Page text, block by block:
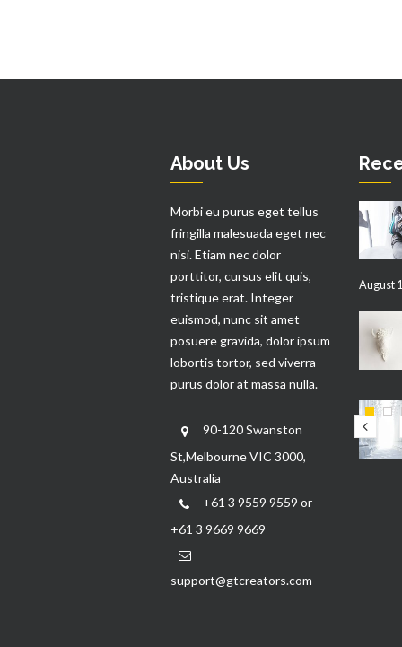
About Us
Morbi eu purus eget tellus
fringilla malesuada eget nec
nisi. Etiam nec dolor
porttitor, cursus elit quis,
tristique erat. Integer
euismod, nunc sit amet
posuere gravida, dolor ipsum
lobortis tortor, sed viverra
purus dolor at massa nulla.
90-120 Swanston
St,Melbourne VIC 3000,
Australia
+61 3 9559 9559 or
+61 3 9669 9669
support@gtcreators.com
August